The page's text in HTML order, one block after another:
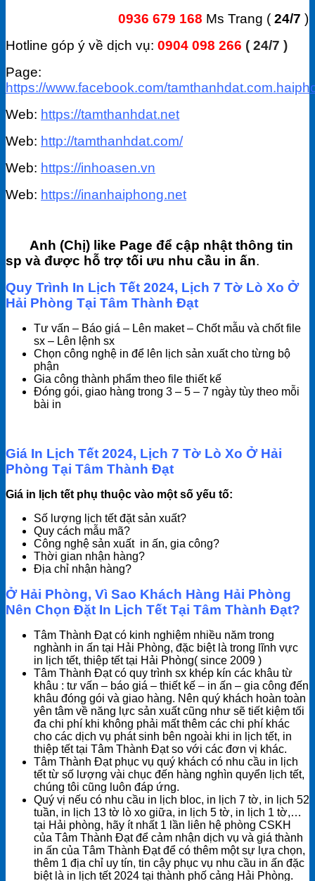
0936 679 168 Ms Trang ( 24/7 )
Hotline góp ý về dịch vụ: 0904 098 266 ( 24/7 )
Page:
https://www.facebook.com/
Web: https://tamthanhdat.net
Web: http://tamthanhdat.com/
Web: https://inhoasen.vn
Web: https://inanhaiphong.net
Anh (Chị) like Page để cập nhật thông tin
sp và được hỗ trợ tối ưu nhu cầu in ấn.
Quy Trình In Lịch Tết 2024, Lịch 7 Tờ Lò Xo Ở
Hải Phòng Tại Tâm Thành Đạt
Tư vấn – Báo giá – Lên maket – Chốt mẫu và chốt file
sx – Lên lệnh sx
Chọn công nghệ in để lên lịch sản xuất cho từng bộ
phận
Gia công thành phẩm theo file thiết kế
Đóng gói, giao hàng trong 3 – 5 – 7 ngày tùy theo mỗi
bài in
Giá In Lịch Tết 2024, Lịch 7 Tờ Lò Xo Ở Hải
Phòng Tại Tâm Thành Đạt
Giá in lịch tết phụ thuộc vào một số yếu tố:
Số lượng lịch tết đặt sản xuất?
Quy cách mẫu mã?
Công nghệ sản xuất in ấn, gia công?
Thời gian nhận hàng?
Địa chỉ nhận hàng?
Ở Hải Phòng, Vì Sao Khách Hàng Hải Phòng
Nên Chọn Đặt In Lịch Tết Tại Tâm Thành Đạt?
Tâm Thành Đạt có kinh nghiệm nhiều năm trong
nghành in ấn tại Hải Phòng, đặc biệt là trong lĩnh vực
in lịch tết, thiệp tết tại Hải Phòng( since 2009 )
Tâm Thành Đạt có quy trình sx khép kín các khâu từ
khâu : tư vấn – báo giá – thiết kế – in ấn – gia công đến
khâu đóng gói và giao hàng. Nên quý khách hoàn toàn
yên tâm về năng lực sản xuất cũng như sẽ tiết kiệm tối
đa chi phí khi không phải mất thêm các chi phí khác
cho các dịch vụ phát sinh bên ngoài khi in lịch tết, in
thiệp tết tại Tâm Thành Đạt so với các đơn vị khác.
Tâm Thành Đạt phục vụ quý khách có nhu cầu in lịch
tết từ số lượng vài chục đến hàng nghìn quyển lịch tết,
chúng tôi cũng luôn đáp ứng.
Quý vị nếu có nhu cầu in lịch bloc, in lịch 7 tờ, in lịch 52
tuần, in lịch 13 tờ lò xo giữa, in lịch 5 tờ, in lịch 1 tờ,…
tại Hải phòng, hãy ít nhất 1 lần liên hệ phòng CSKH
của Tâm Thành Đạt để cảm nhận dịch vụ và giá thành
in ấn của Tâm Thành Đạt để có thêm một sự lựa chọn,
thêm 1 địa chỉ uy tín, tin cậy phục vụ nhu cầu in ấn đặc
biệt là in lịch tết 2024 tại thành phố cảng Hải Phòng.